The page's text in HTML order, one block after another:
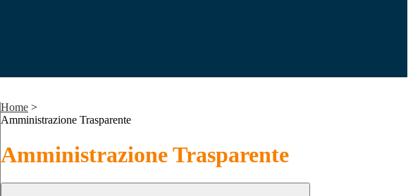
Home >
Amministrazione Trasparente
Amministrazione Trasparente